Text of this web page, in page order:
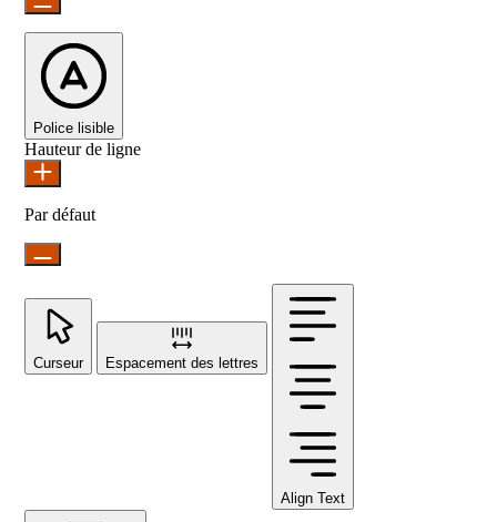
Police lisible
Hauteur de ligne
Par défaut
Curseur Espacement des lettres
Align Text